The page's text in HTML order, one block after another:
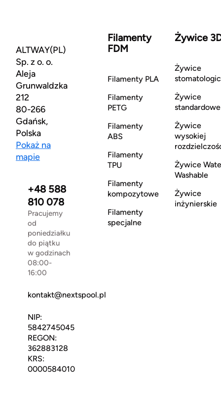
ALTWAY(PL)
Sp. z o. o.
Aleja
Grunwaldzka
212
80-266
Gdańsk,
Polska
Pokaż na
mapie
+48 588
810 078
Pracujemy
od
poniedziałku
do piątku
w godzinach
08:00-
16:00
kontakt@nextspool.pl
NIP:
5842745045
REGON:
362883128
KRS:
0000584010
Filamenty
FDM
Filamenty PLA
Filamenty
PETG
Filamenty
ABS
Filamenty
TPU
Filamenty
kompozytowe
Filamenty
specjalne
Żywice
Żywice
Żywice
standardowe
Żywice
wysokiej
Żywice
Washable
Żywice
inżynierskie